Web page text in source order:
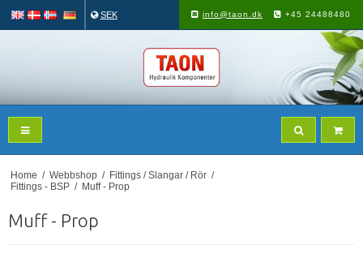
SEK info@taon.dk +45 24488480
Home / Webbshop / Fittings / Slangar / Rör /
Fittings - BSP / Muff - Prop
Muff - Prop